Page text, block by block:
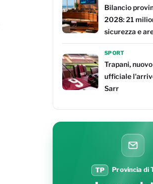
Bilancio
2028: 21
sicurezza e
SPORT
Trapani,
ufficiale
Sarr
TP Provincia di